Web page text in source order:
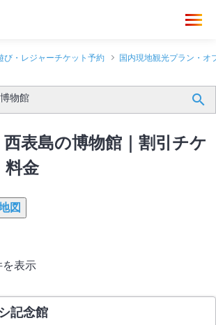
び・レジャーチケット予約 国内現地観光プラン・オ
物館
表島の博物館｜割引チケ
料金
図
を表示
記念館